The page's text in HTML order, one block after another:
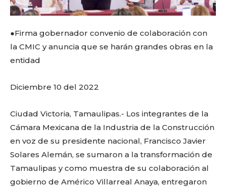
●Firma gobernador convenio de colaboración con
la CMIC y anuncia que se harán grandes obras en la
entidad
Diciembre 10 del 2022
Ciudad Victoria, Tamaulipas.- Los integrantes de la
Cámara Mexicana de la Industria de la Construcción
en voz de su presidente nacional, Francisco Javier
Solares Alemán, se sumaron a la transformación de
Tamaulipas y como muestra de su colaboración al
gobierno de Américo Villarreal Anaya, entregaron